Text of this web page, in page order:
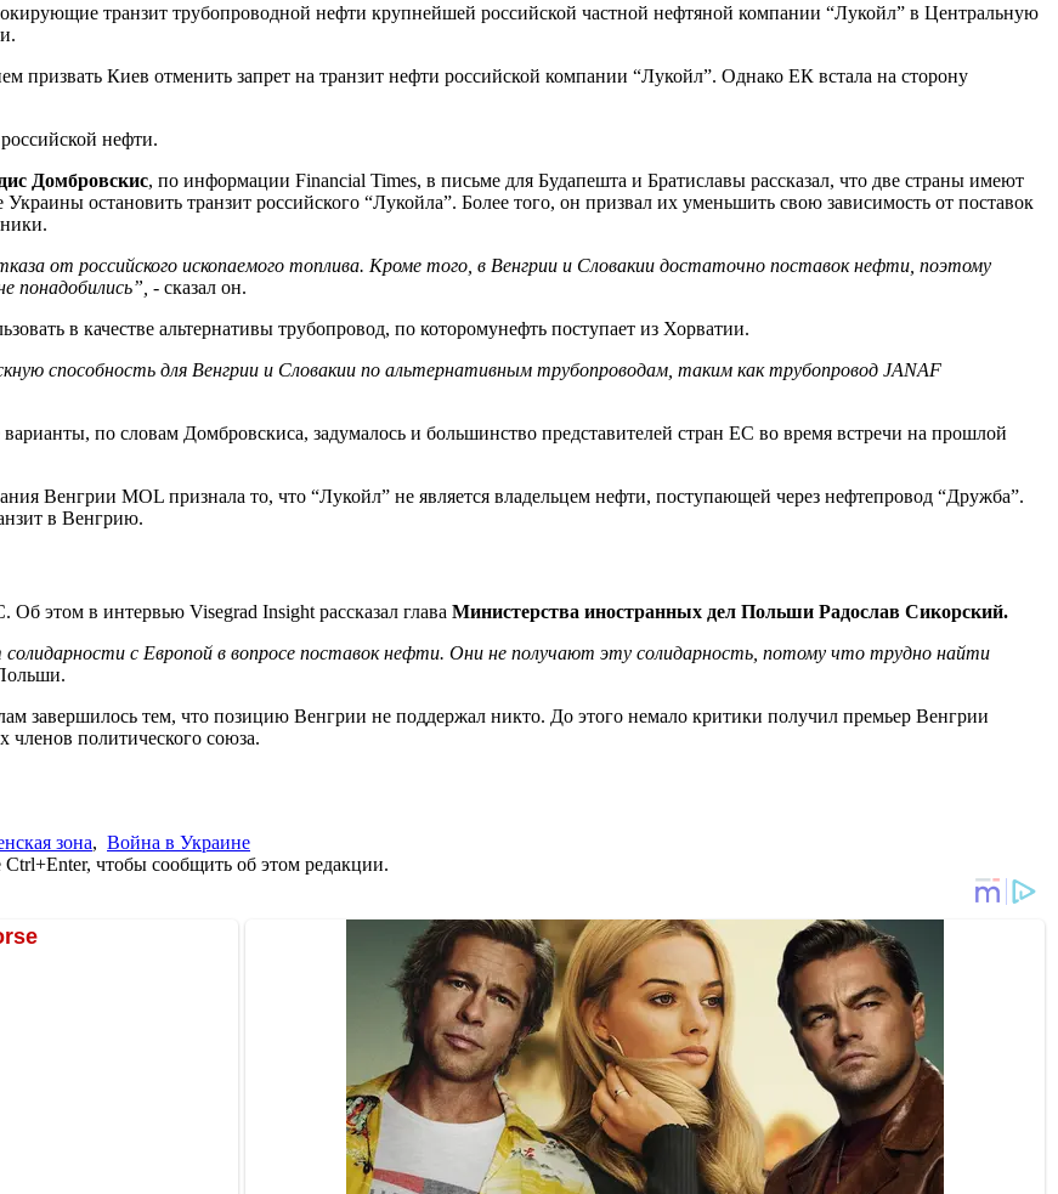
транзит трубопроводной нефти крупнейшей российской частной нефтяной компании “Лукойл” в Центральную
призвать Киев отменить запрет на транзит нефти российской компании “Лукойл”. Однако ЕК встала на сторону
нефти.
Домбровскис, по информации Financial Times, в письме для Будапешта и Братиславы рассказал, что две страны имеют
остановить транзит российского “Лукойла”. Более того, он призвал их уменьшить свою зависимость от поставок
от российского ископаемого топлива. Кроме того, в Венгрии и Словакии достаточно поставок нефти, поэтому
понадобились”, - сказал он.
в качестве альтернативы трубопровод, по которомунефть поступает из Хорватии.
способность для Венгрии и Словакии по альтернативным трубопроводам, таким как трубопровод JANAF
по словам Домбровскиса, задумалось и большинство представителей стран ЕС во время встречи на прошлой
Венгрии MOL признала то, что “Лукойл” не является владельцем нефти, поступающей через нефтепровод “Дружба”.
в Венгрию.
этом в интервью Visegrad Insight рассказал глава Министерства иностранных дел Польши Радослав Сикорский.
с Европой в вопросе поставок нефти. Они не получают эту солидарность, потому что трудно найти
завершилось тем, что позицию Венгрии не поддержал никто. До этого немало критики получил премьер Венгрии
политического союза.
зона, Война в Украине
чтобы сообщить об этом редакции.